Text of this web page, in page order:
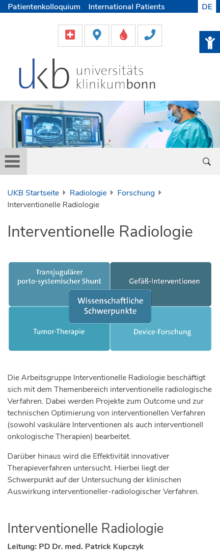
Patientenkolloquium
International Patients
Helfen & Spenden
Medien
DE
UKB Startseite Radiologie
Forschung
Interventionelle Radiologie
Interventionelle Radiologie
Die Arbeitsgruppe Interventionelle Radiologie beschäftigt
sich mit dem Themenbereich interventionelle radiologische
Verfahren. Dabei werden Projekte zum Outcome und zur
technischen Optimierung von interventionellen Verfahren
(sowohl vaskuläre Interventionen als auch interventionell
onkologische Therapien) bearbeitet.
Darüber hinaus wird die Effektivität innovativer
Therapieverfahren untersucht. Hierbei liegt der
Schwerpunkt auf der Untersuchung der klinischen
Auswirkung interventioneller-radiologischer Verfahren.
Interventionelle Radiologie
Leitung: PD Dr. med. Patrick Kupczyk